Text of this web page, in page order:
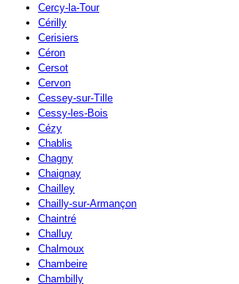
Cercy-la-Tour
Cérilly
Cerisiers
Céron
Cersot
Cervon
Cessey-sur-Tille
Cessy-les-Bois
Cézy
Chablis
Chagny
Chaignay
Chailley
Chailly-sur-Armançon
Chaintré
Challuy
Chalmoux
Chambeire
Chambilly